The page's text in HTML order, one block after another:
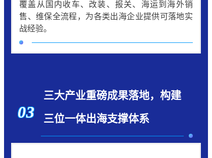
覆盖从国内收车、改装、报关、海运到海外销
售、维保全流程，为各类出海企业提供可落地实
战经验。
03
三大产业重磅成果落地，构建
三位一体出海支撑体系